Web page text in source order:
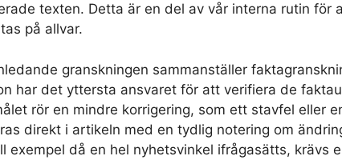
texten. Detta är en del av vår interna rutin för
på allvar.
granskningen sammanställer
har det yttersta ansvaret för att verifiera de
rör en mindre korrigering, som ett stavfel eller
direkt i artikeln med en tydlig notering om
exempel då en hel nyhetsvinkel ifrågasätts, krävs